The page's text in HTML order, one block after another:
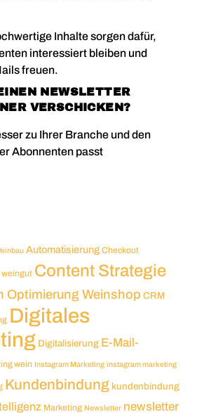
Inhalte sorgen dafür,
interessiert bleiben und
freuen.
NEWSLETTER
VERSCHICKEN?
zu Ihrer Branche und den
Abonnenten passt
Automatisierung Checkout
weingut Content Strategie
Optimierung Weinshop CRM
Digitales
Digitalisierung E-Mail-
wein Instagram Marketing instagram marketing
Kundenbindung kundenbindung
Marketing Newsletter newsletter